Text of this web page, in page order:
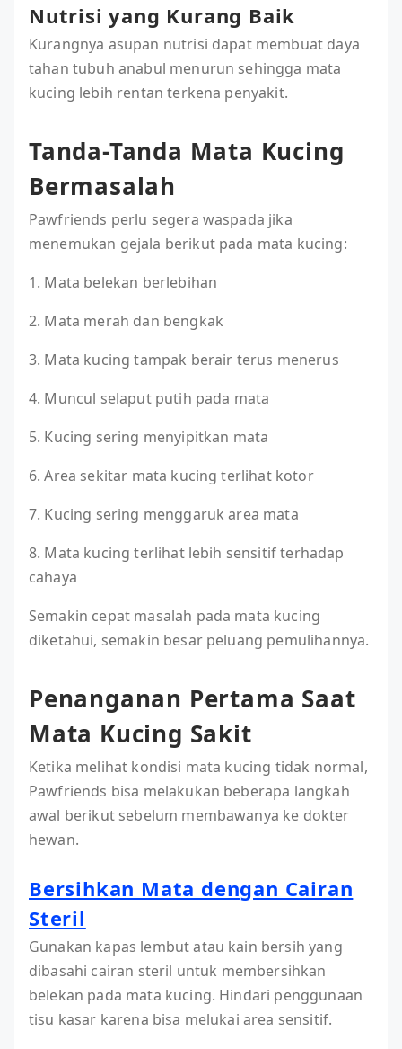
Nutrisi yang Kurang Baik
Kurangnya asupan nutrisi dapat membuat daya
tahan tubuh anabul menurun sehingga mata
kucing lebih rentan terkena penyakit.
Tanda-Tanda Mata Kucing
Bermasalah
Pawfriends perlu segera waspada jika
menemukan gejala berikut pada mata kucing:
1. Mata belekan berlebihan
2. Mata merah dan bengkak
3. Mata kucing tampak berair terus menerus
4. Muncul selaput putih pada mata
5. Kucing sering menyipitkan mata
6. Area sekitar mata kucing terlihat kotor
7. Kucing sering menggaruk area mata
8. Mata kucing terlihat lebih sensitif terhadap
cahaya
Semakin cepat masalah pada mata kucing
diketahui, semakin besar peluang pemulihannya.
Penanganan Pertama Saat
Mata Kucing Sakit
Ketika melihat kondisi mata kucing tidak normal,
Pawfriends bisa melakukan beberapa langkah
awal berikut sebelum membawanya ke dokter
hewan.
Bersihkan Mata dengan Cairan
Steril
Gunakan kapas lembut atau kain bersih yang
dibasahi cairan steril untuk membersihkan
belekan pada mata kucing. Hindari penggunaan
tisu kasar karena bisa melukai area sensitif.